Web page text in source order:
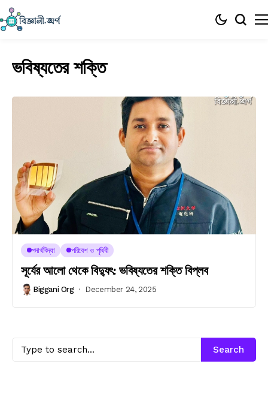
ভবিষ্যতের শক্তি
পদার্থবিদ্যা পরিবেশ ও পৃথিবী
সূর্যের আলো থেকে বিদ্যুৎ: ভবিষ্যতের শক্তি বিপ্লব
Biggani Org December 24, 2025
Search